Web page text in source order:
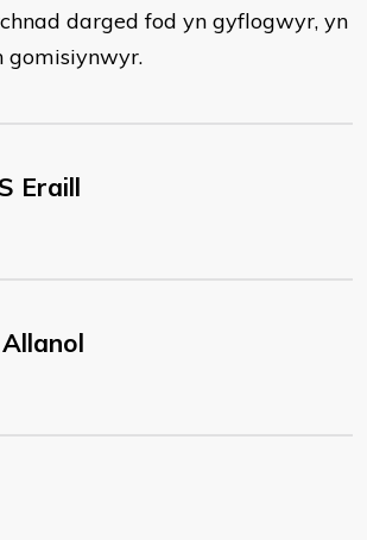
darged fod yn gyflogwyr, yn
gomisiynwyr.
Eraill